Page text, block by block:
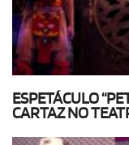
ESPETÁCULO
CARTAZ NO